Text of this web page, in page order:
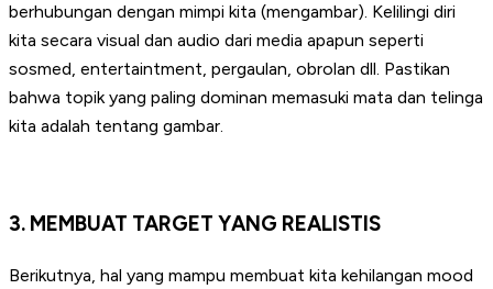
berhubungan dengan mimpi kita (mengambar). Kelilingi diri
kita secara visual dan audio dari media apapun seperti
sosmed, entertaintment, pergaulan, obrolan dll. Pastikan
bahwa topik yang paling dominan memasuki mata dan telinga
kita adalah tentang gambar.
3. MEMBUAT TARGET YANG REALISTIS
Berikutnya, hal yang mampu membuat kita kehilangan mood